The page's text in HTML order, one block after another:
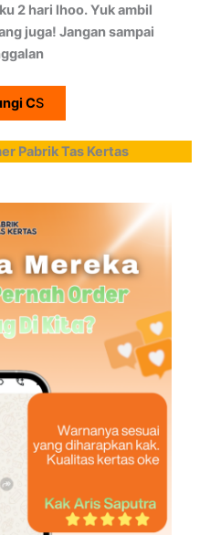
2 hari lhoo. Yuk ambil
juga! Jangan sampai
CS
Pabrik Tas Kertas